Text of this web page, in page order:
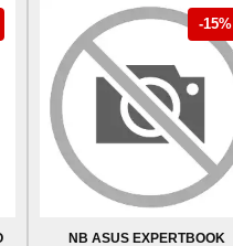
-15%
NB ASUS EXPERTBOOK